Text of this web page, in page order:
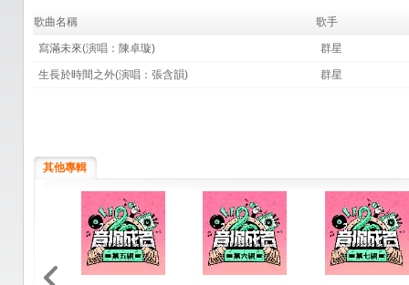
歌曲名稱 歌手
寫滿未來(演唱：陳卓璇) 群星
生長於時間之外(演唱：張含韻) 群星
其他專輯